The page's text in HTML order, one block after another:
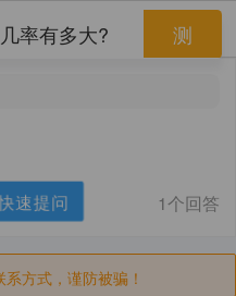
速提问 1个回答
方式，谨防被骗！
率有多大? 测